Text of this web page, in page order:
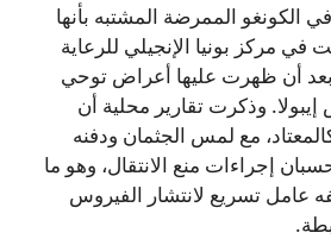
الممرضة المشتبه بأنها
في مركز بونيا الإنجيلي للرعاية
27 أبريل بعد أن ظهرت عليها أعراض توحي
وذكرت تقارير محلية أن
مع لمس الجثمان ودفنه
إجراءات منع الانتقال، وهو ما
عامل تسريع لانتشار الفيروس